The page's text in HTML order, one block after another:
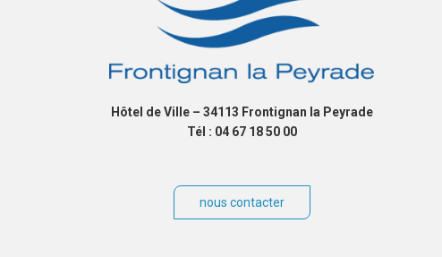
Hôtel de Ville – 34113 Frontignan la Peyrade
Tél : 04 67 18 50 00
nous contacter